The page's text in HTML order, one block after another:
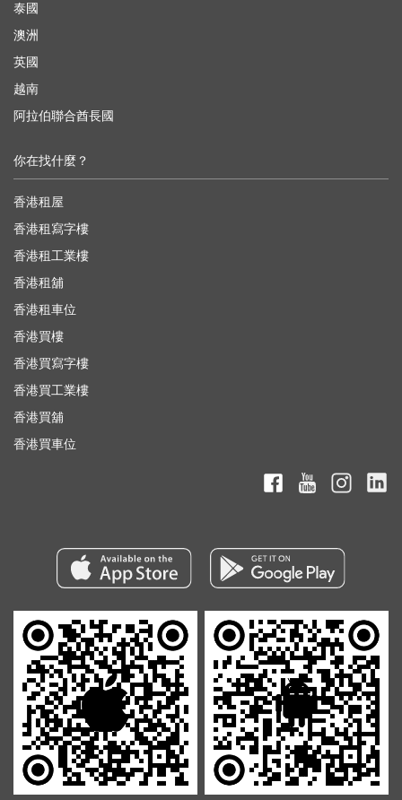
泰國
澳洲
英國
越南
阿拉伯聯合酋長國
你在找什麼？
香港租屋
香港租寫字樓
香港租工業樓
香港租舖
香港租車位
香港買樓
香港買寫字樓
香港買工業樓
香港買舖
香港買車位